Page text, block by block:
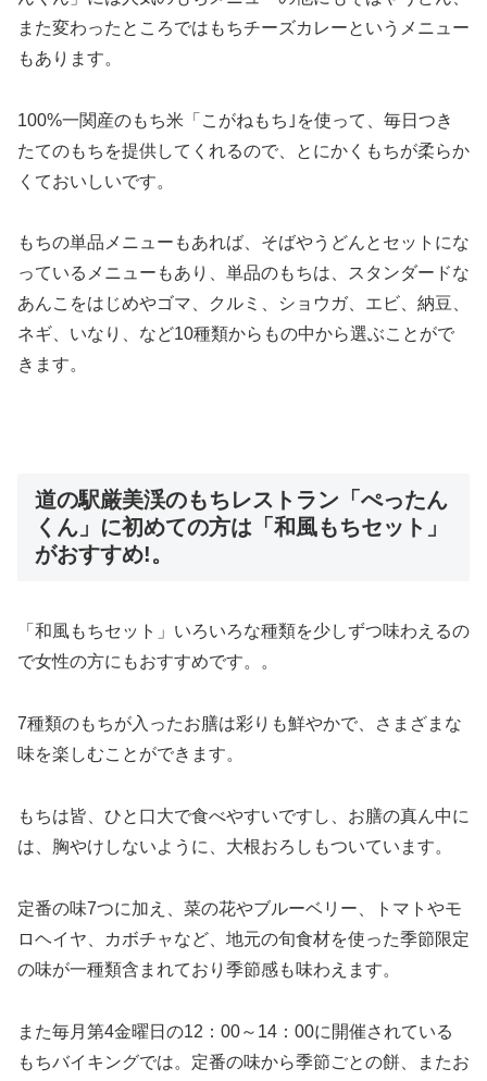
また変わったところではもちチーズカレーというメニュー
もあります。
100%一関産のもち米「こがねもち｣を使って、毎日つき
たてのもちを提供してくれるので、とにかくもちが柔らか
くておいしいです。
もちの単品メニューもあれば、そばやうどんとセットにな
っているメニューもあり、単品のもちは、スタンダードな
あんこをはじめやゴマ、クルミ、ショウガ、エビ、納豆、
ネギ、いなり、など10種類からもの中から選ぶことがで
きます。
道の駅厳美渓のもちレストラン「ぺったん
くん」に初めての方は「和風もちセット」
がおすすめ!。
「和風もちセット」いろいろな種類を少しずつ味わえるの
で女性の方にもおすすめです。。
7種類のもちが入ったお膳は彩りも鮮やかで、さまざまな
味を楽しむことができます。
もちは皆、ひと口大で食べやすいですし、お膳の真ん中に
は、胸やけしないように、大根おろしもついています。
定番の味7つに加え、菜の花やブルーベリー、トマトやモ
ロヘイヤ、カボチャなど、地元の旬食材を使った季節限定
の味が一種類含まれており季節感も味わえます。
また毎月第4金曜日の12：00～14：00に開催されている
もちバイキングでは。定番の味から季節ごとの餅、またお